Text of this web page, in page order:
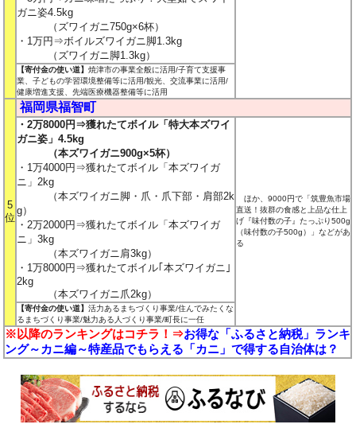
ガニ姿4.5kg
（ズワイガニ750g×6杯）
・1万円⇒ボイルズワイガニ脚1.3kg
（ズワイガニ脚1.3kg）
【寄付金の使い道】焼津市の事業全般に活用/子育て支援事
業、子どもの学習環境整備等に活用/観光、交流事業に活用/
健康増進支援、先端医療機器整備等に活用
5
位
福岡県福智町
・2万8000円⇒獲れたてボイル「特大本ズワイ
ガニ姿」4.5kg
（本ズワイガニ900g×5杯）
・1万4000円⇒獲れたてボイル「本ズワイガ
ニ」2kg
（本ズワイガニ脚・爪・爪下部・肩部2k
g）
・2万2000円⇒獲れたてボイル「本ズワイガ
ニ」3kg
（本ズワイガニ肩3kg）
・1万8000円⇒獲れたてボイル｢本ズワイガニ｣
2kg
（本ズワイガニ爪2kg）
ほか、9000円で「筑豊魚市場
直送！抜群の食感と上品な仕上
げ『味付数の子』たっぷり500g
（味付数の子500g）
」などがあ
る
【寄付金の使い道】活力あるまちづくり事業/住んでみたくな
るまちづくり事業/魅力ある人づくり事業/町長に一任
※以降のランキングはコチラ！⇒お得な「ふるさと納税」ランキ
ング～カニ編～特産品でもらえる「カニ」で得する自治体は？